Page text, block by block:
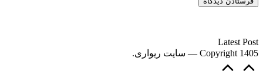
Latest Post
Copyright 1405 — سایت ریواری.